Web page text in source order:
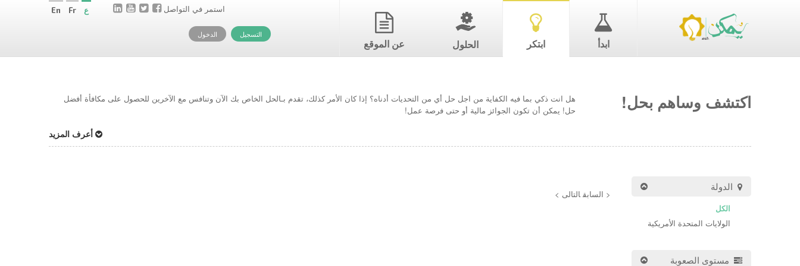
ابدأ ابتكر الحلول عن الموقع
استمر في التواصل En Fr ع
التسجيل الدخول
اكتشف وساهم بحل!
هل انت ذكي بما فيه الكفاية من اجل حل أي من التحديات أدناه؟ إذا كان الأمر كذلك، تقدم بـالحل الخاص بك الآن وتنافس مع الآخرين للحصول على مكافأة أفضل
حل! يمكن أن تكون الجوائز مالية أو حتى فرصة عمل!
أعرف المزيد
الدولة
الكل
الولايات المتحدة الأمريكية
مستوى الصعوبة
< السابق التالى >